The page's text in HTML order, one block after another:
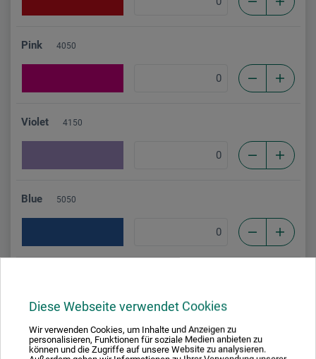
Diese Webseite verwendet Cookies
Wir verwenden Cookies, um Inhalte und Anzeigen zu
personalisieren, Funktionen für soziale Medien anbieten zu
können und die Zugriffe auf unsere Website zu analysieren.
Pink 4050
Violet 4150
Blue 5050
Green 6050